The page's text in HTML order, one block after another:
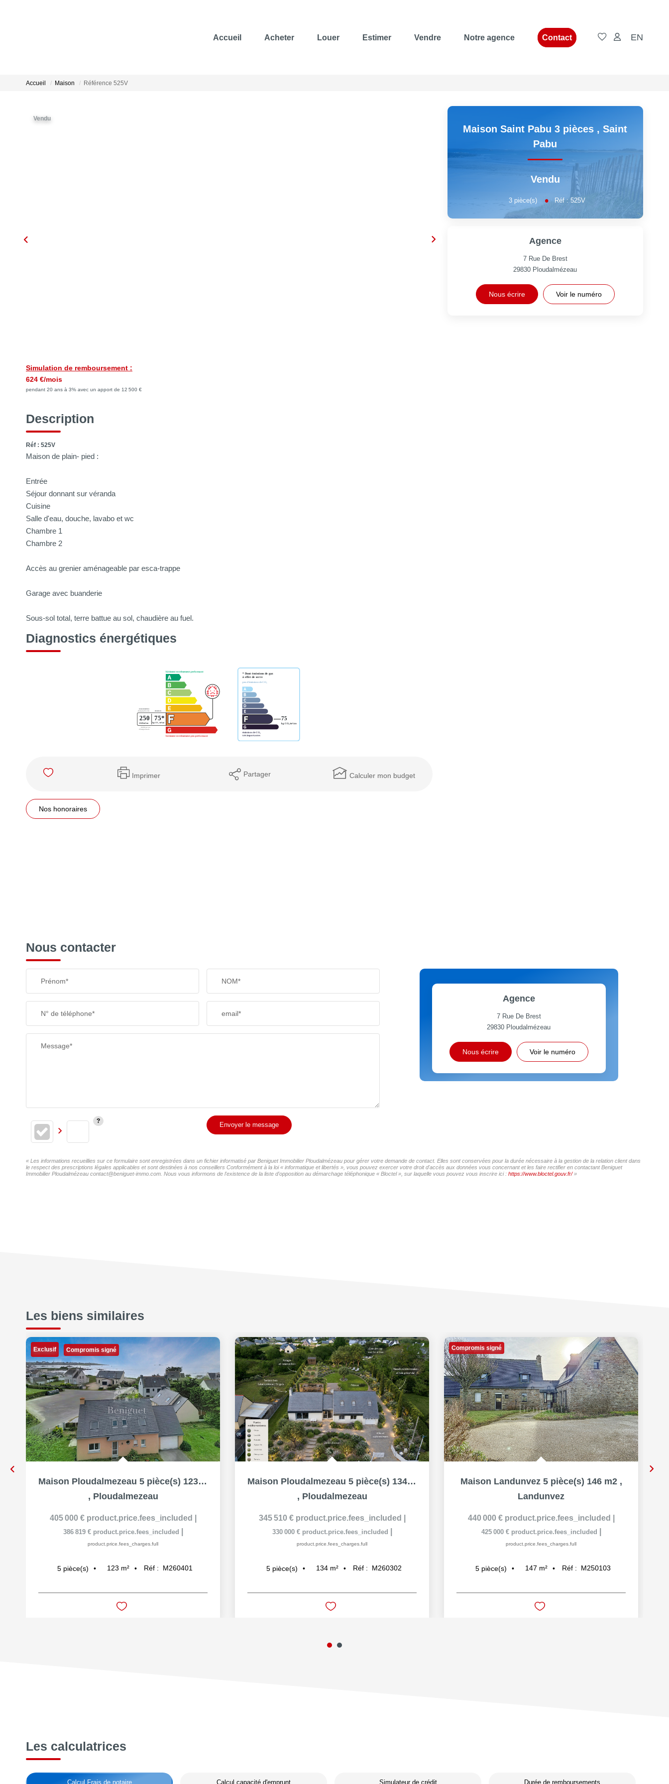
Accueil Acheter Louer Estimer Vendre Notre agence Contact EN
Accueil Maison Référence 525V
Vendu
Simulation de remboursement :
624 €/mois
pendant 20 ans à 3% avec un apport de 12 500 €
Description
Réf : 525V
Maison de plain- pied :
Entrée
Séjour donnant sur véranda
Cuisine
Salle d'eau, douche, lavabo et wc
Chambre 1
Chambre 2
Accès au grenier aménageable par esca-trappe
Garage avec buanderie
Sous-sol total, terre battue au sol, chaudière au fuel.
Diagnostics énergétiques
Imprimer Partager Calculer mon budget
Nos honoraires
Maison Saint Pabu 3 pièces ,Saint
Pabu
Vendu
3pièce(s) Réf :525V
Agence
7 Rue De Brest
29830 Ploudalmézeau
Nous écrire Voir le numéro
Nous contacter
Prénom* NOM*
N° de téléphone* email*
Message*
Envoyer le message
Agence
7 Rue De Brest
29830 Ploudalmézeau
Nous écrire Voir le numéro
« Les informations recueillies sur ce formulaire sont enregistrées dans un fichier informatisé par Beniguet Immobilier Ploudalmézeau pour gérer votre demande de contact. Elles sont conservées pour la durée nécessaire à la gestion de la relation client dans
le respect des prescriptions légales applicables et sont destinées à nos conseillers Conformément à la loi « informatique et libertés », vous pouvez exercer votre droit d'accès aux données vous concernant et les faire rectifier en contactant Beniguet
Immobilier Ploudalmézeau contact@beniguet-immo.com. Nous vous informons de l'existence de la liste d'opposition au démarchage téléphonique « Bloctel », sur laquelle vous pouvez vous inscrire ici : https://www.bloctel.gouv.fr/»
Les biens similaires
Exclusif Compromis signé
Maison Ploudalmezeau 5 pièce(s) 123 m2
, Ploudalmezeau
405 000 € product.price.fees_included
386 819 € product.price.fees_included
product.price.fees_charges.full
5 pièce(s) 123 m² Réf : M260401
Maison Ploudalmezeau 5 pièce(s) 134 m2
, Ploudalmezeau
345 510 € product.price.fees_included
330 000 € product.price.fees_included
product.price.fees_charges.full
5 pièce(s) 134 m² Réf : M260302
Compromis signé
Maison Landunvez 5 pièce(s) 146 m2 ,
Landunvez
440 000 € product.price.fees_included
425 000 € product.price.fees_included
product.price.fees_charges.full
5 pièce(s) 147 m² Réf : M250103
Les calculatrices
Calcul Frais de notaire Calcul capacité d'emprunt Simulateur de crédit Durée de remboursements